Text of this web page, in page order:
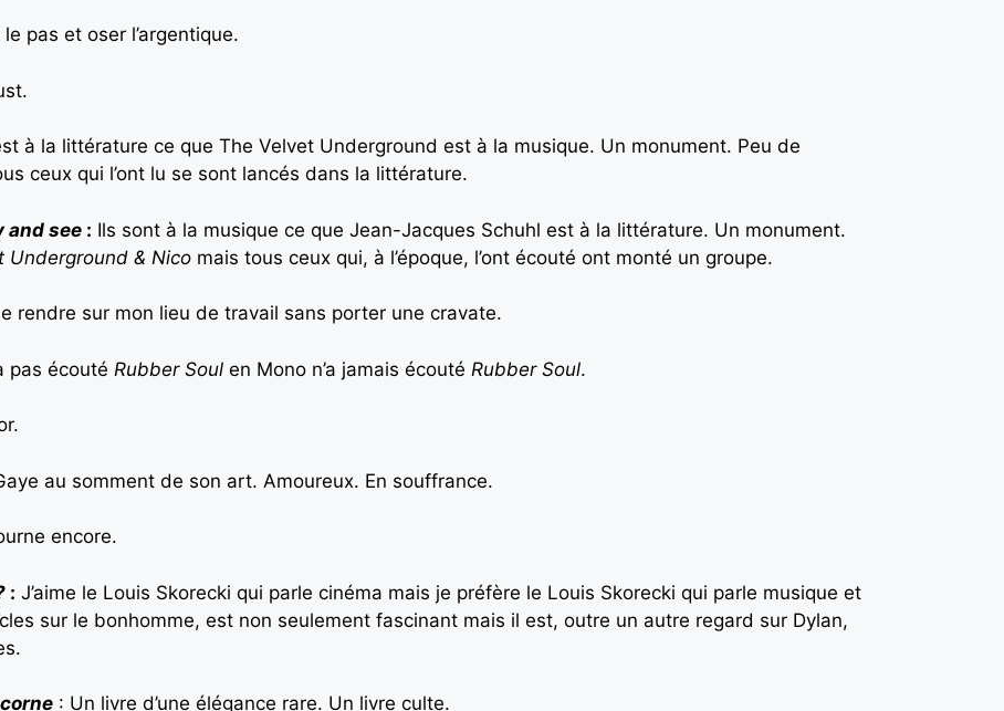
pas et oser l’argentique.
à la littérature ce que The Velvet Underground est à la musique. Un monument. Peu de
ceux qui l’ont lu se sont lancés dans la littérature.
and see : Ils sont à la musique ce que Jean-Jacques Schuhl est à la littérature. Un monument.
Underground & Nico mais tous ceux qui, à l’époque, l’ont écouté ont monté un groupe.
rendre sur mon lieu de travail sans porter une cravate.
pas écouté Rubber Soul en Mono n’a jamais écouté Rubber Soul.
au somment de son art. Amoureux. En souffrance.
encore.
: J’aime le Louis Skorecki qui parle cinéma mais je préfère le Louis Skorecki qui parle musique et
sur le bonhomme, est non seulement fascinant mais il est, outre un autre regard sur Dylan,
: Un livre d’une élégance rare. Un livre culte.